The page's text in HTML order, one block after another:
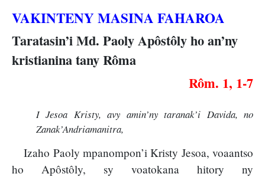
VAKINTENY MASINA FAHAROA
Taratasin’i Md. Paoly Apôstôly ho an’ny
kristianina tany Rôma
Rôm. 1, 1-7
I Jesoa Kristy, avy amin’ny taranak’i Davida, no
Zanak’Andriamanitra,
Izaho Paoly mpanompon’i Kristy Jesoa, voaantso
ho Apôstôly, sy voatokana hitory ny